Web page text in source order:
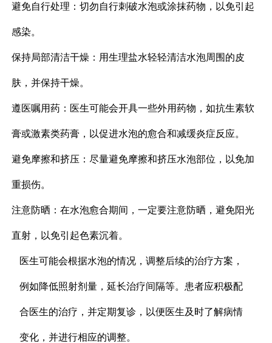
避免自行处理：切勿自行刺破水泡或涂抹药物，以免引起
感染。
保持局部清洁干燥：用生理盐水轻轻清洁水泡周围的皮
肤，并保持干燥。
遵医嘱用药：医生可能会开具一些外用药物，如抗生素软
膏或激素类药膏，以促进水泡的愈合和减缓炎症反应。
避免摩擦和挤压：尽量避免摩擦和挤压水泡部位，以免加
重损伤。
注意防晒：在水泡愈合期间，一定要注意防晒，避免阳光
直射，以免引起色素沉着。
医生可能会根据水泡的情况，调整后续的治疗方案，
例如降低照射剂量，延长治疗间隔等。患者应积极配
合医生的治疗，并定期复诊，以便医生及时了解病情
变化，并进行相应的调整。